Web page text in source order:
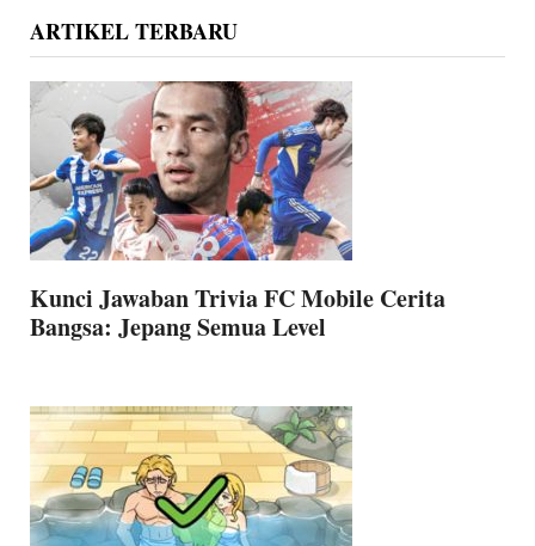
ARTIKEL TERBARU
Kunci Jawaban Trivia FC Mobile Cerita
Bangsa: Jepang Semua Level